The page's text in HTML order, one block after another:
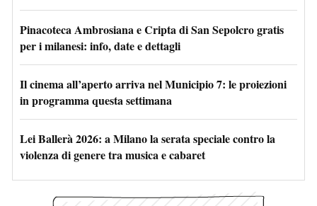
Pinacoteca Ambrosiana e Cripta di San Sepolcro gratis
per i milanesi: info, date e dettagli
Il cinema all’aperto arriva nel Municipio 7: le proiezioni
in programma questa settimana
Lei Ballerà 2026: a Milano la serata speciale contro la
violenza di genere tra musica e cabaret